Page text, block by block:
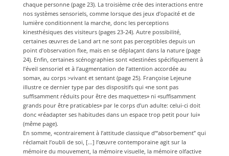
chaque personne (page 23). La troisième crée des interactions entre
nos systèmes sensoriels, comme lorsque des jeux d’opacité et de
lumière conditionnent la marche, donc les perceptions
kinesthésiques des visiteurs (pages 23-24). Autre possibilité,
certaines œuvres de Land art ne sont pas perceptibles depuis un
point d’observation fixe, mais en se déplaçant dans la nature (page
24). Enfin, certaines scénographies sont «destinées spécifiquement à
l’éveil sensoriel et à l’augmentation de l’attention accordée au
soma», au corps >vivant et sentant (page 25). Françoise Lejeune
illustre ce dernier type par des dispositifs qui «ne sont pas
suffisamment réduits pour être des maquettes» ni «suffisamment
grands pour être praticables» par le corps d’un adulte: celui-ci doit
donc «réadapter ses habitudes dans un espace trop petit pour lui»
(même page).
En somme, «contrairement à l’attitude classique d’“absorbement” qui
réclamait l’oubli de soi, […] l’œuvre contemporaine agit sur la
mémoire du mouvement, la mémoire visuelle, la mémoire olfactive